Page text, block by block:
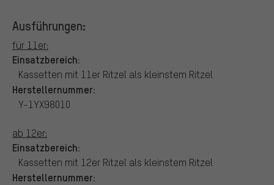
Ausführungen:
für 11er:
Einsatzbereich:
Kassetten mit 11er Ritzel als kleinstem Ritzel
Herstellernummer:
Y-1YX98010
ab 12er:
Einsatzbereich:
Kassetten mit 12er Ritzel als kleinstem Ritzel
Herstellernummer: